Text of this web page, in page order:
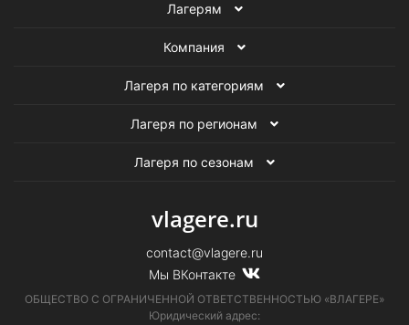
Лагерям
Компания
Лагеря по категориям
Лагеря по регионам
Лагеря по сезонам
vlagere.ru
contact@vlagere.ru
Мы ВКонтакте
ОБЩЕСТВО С ОГРАНИЧЕННОЙ ОТВЕТСТВЕННОСТЬЮ «ВЛАГЕРЕ»
Юридический адрес: